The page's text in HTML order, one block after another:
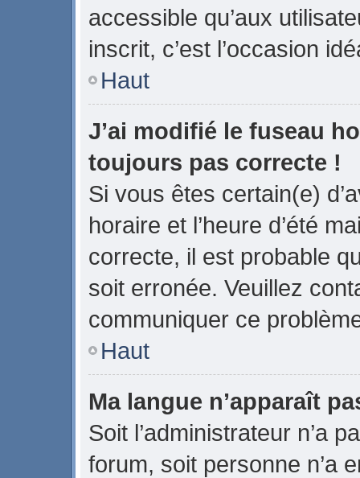
accessible qu’aux
inscrit, c’est l’occasion
Haut
J’ai modifié le fuseau
toujours pas correcte !
Si vous êtes certain(e)
horaire et l’heure d’été
correcte, il est probable
soit erronée. Veuillez
communiquer ce
Haut
Ma langue n’apparaît
Soit l’administrateur n’a
forum, soit personne n’a